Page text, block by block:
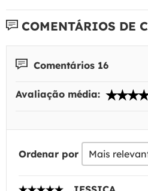
COMENTÁRIOS DE
Comentários 16
Avaliação média:
Ordenar por